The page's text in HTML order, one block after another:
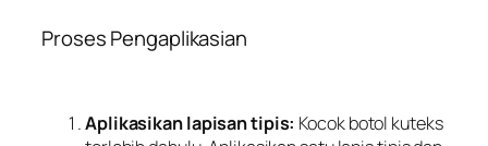
Proses Pengaplikasian
Aplikasikan lapisan tipis: Kocok botol kuteks